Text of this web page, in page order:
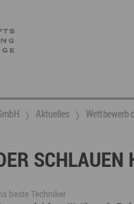
Talente integrieren
Aktuelles ​Wettbewerb
SCHLAUEN
beste Techniker